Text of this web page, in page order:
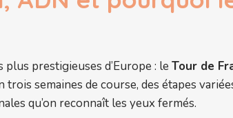
prestigieuses d’Europe : le Tour de
semaines de course, des étapes
qu’on reconnaît les yeux fermés.